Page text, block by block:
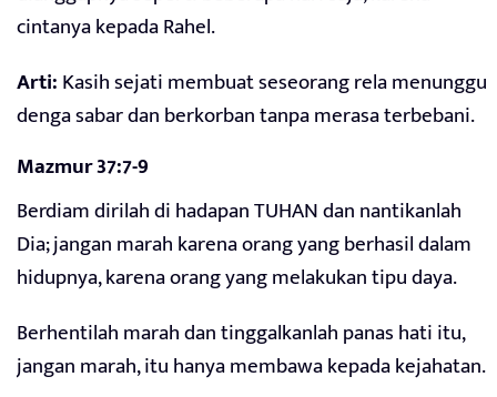
cintanya kepada Rahel.
Arti:Kasih sejati membuat seseorang rela menunggu
denga sabar dan berkorban tanpa merasa terbebani.
Mazmur 37:7-9
Berdiam dirilah di hadapan TUHAN dan nantikanlah
Dia; jangan marah karena orang yang berhasil dalam
hidupnya, karena orang yang melakukan tipu daya.
Berhentilah marah dan tinggalkanlah panas hati itu,
jangan marah, itu hanya membawa kepada kejahatan.